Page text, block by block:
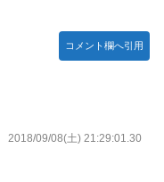
コメント欄へ引用
2018/09/08(土) 21:29:01.30